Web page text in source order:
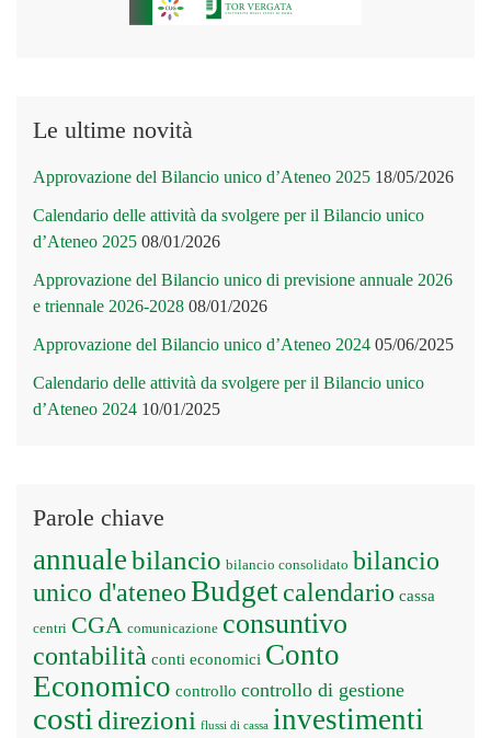
Le ultime novità
Approvazione del Bilancio unico d’Ateneo 2025 18/05/2026
Calendario delle attività da svolgere per il Bilancio unico
d’Ateneo 2025 08/01/2026
Approvazione del Bilancio unico di previsione annuale 2026
e triennale 2026-2028 08/01/2026
Approvazione del Bilancio unico d’Ateneo 2024 05/06/2025
Calendario delle attività da svolgere per il Bilancio unico
d’Ateneo 2024 10/01/2025
Parole chiave
annualebilancio bilancio consolidato bilancio
unico d'ateneoBudgetcalendario cassa
centri CGA comunicazione consuntivo
contabilità conti economici Conto
Economico controllo controllo di gestione
costi direzioni flussi di cassa investimenti